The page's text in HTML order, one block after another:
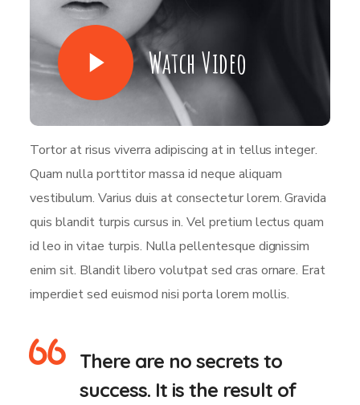
Watch Video
Tortor at risus viverra adipiscing at in tellus integer.
Quam nulla porttitor massa id neque aliquam
vestibulum. Varius duis at consectetur lorem. Gravida
quis blandit turpis cursus in. Vel pretium lectus quam
id leo in vitae turpis. Nulla pellentesque dignissim
enim sit. Blandit libero volutpat sed cras ornare. Erat
imperdiet sed euismod nisi porta lorem mollis.
There are no secrets to
success. It is the result of